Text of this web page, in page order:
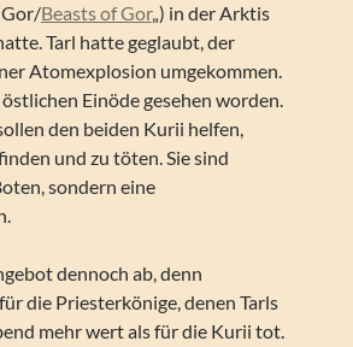
Gor/Beasts of Gor„) in der Arktis
Tarl hatte geglaubt, der
Atomexplosion umgekommen.
Einöde gesehen worden.
den beiden Kurii helfen,
und zu töten. Sie sind
sondern eine
dennoch ab, denn
die Priesterkönige, denen Tarls
mehr wert als für die Kurii tot.